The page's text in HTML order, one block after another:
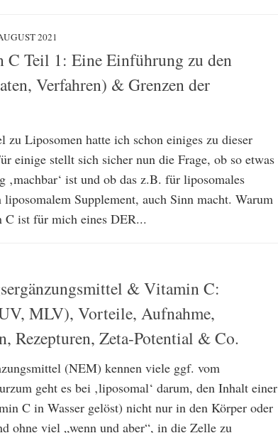
2021
C Teil 1: Eine Einführung zu den
Verfahren) & Grenzen der
zu Liposomen hatte ich schon einiges zu dieser
einige stellt sich sicher nun die Frage, ob so etwas
‚machbar‘ ist und ob das z.B. für liposomales
Supplement, auch Sinn macht. Warum
ist für mich eines DER...
& Vitamin C:
MLV), Vorteile, Aufnahme,
Rezepturen, Zeta-Potential & Co.
(NEM) kennen viele ggf. vom
geht es bei ‚liposomal‘ darum, den Inhalt einer
C in Wasser gelöst) nicht nur in den Körper oder
ohne viel „wenn und aber“, in die Zelle zu